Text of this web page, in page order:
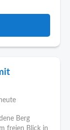
heute
Berg
freien Blick in